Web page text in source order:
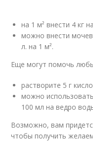
на 1 м² внести 4 кг
можно внести
л. на 1 м².
Еще могут помочь
растворите 5 г
можно
100 мл на ведро
Возможно, вам
чтобы получить